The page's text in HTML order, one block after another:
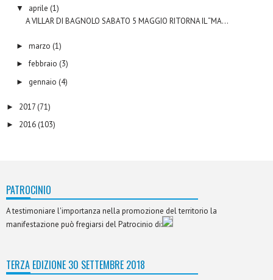
▼ aprile (1)
A VILLAR DI BAGNOLO SABATO 5 MAGGIO RITORNA IL “MA...
► marzo (1)
►febbraio (3)
► gennaio (4)
► 2017 (71)
► 2016 (103)
PATROCINIO
A testimoniare l'importanza nella promozione del territorio la
manifestazione può fregiarsi del Patrocinio di:
TERZA EDIZIONE 30 SETTEMBRE 2018